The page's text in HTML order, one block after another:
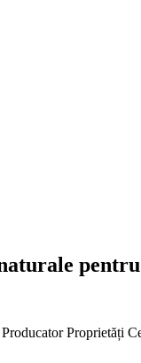
Producator Proprietăți